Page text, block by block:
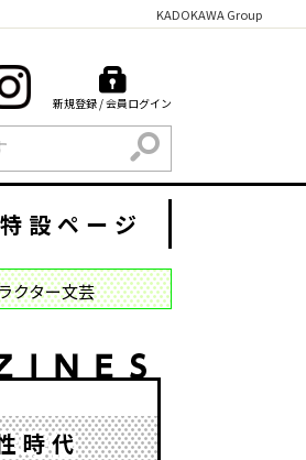
KADOKAWA Group
新規登録 / 会員ログイン
検索
特設ページ
クター文芸
時代